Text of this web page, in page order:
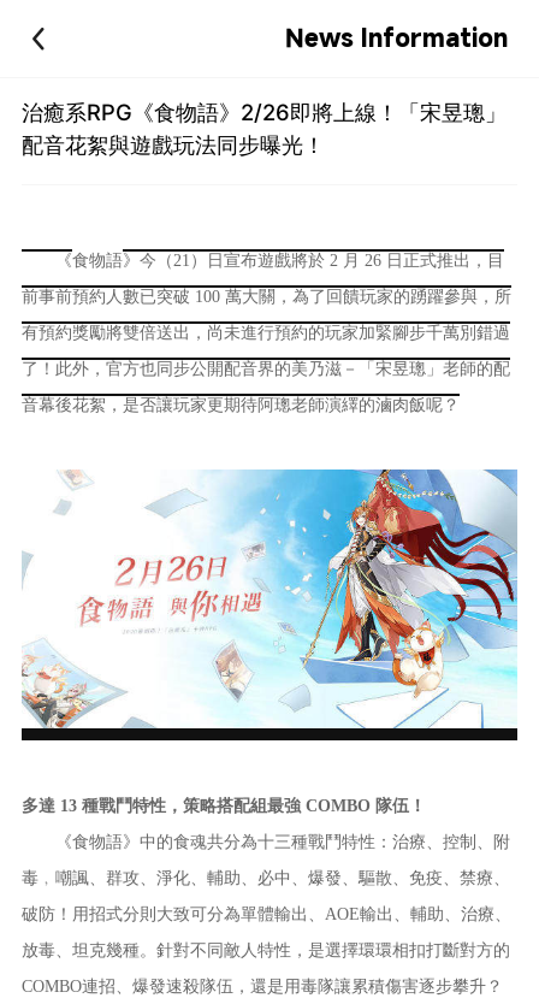
News Information
治癒系RPG《食物語》2/26即將上線！「宋昱璁」
配音花絮與遊戲玩法同步曝光！
《食物語》今（21）
日宣布遊戲將於 2 月 26 日正式推出，目
前事前預約人數已突破 100 萬大關，為了回饋玩家的踴躍參與，所
有預約獎勵將雙倍送出，尚未進行預約的玩家加緊腳步千萬別錯過
了！此外，官方也同步公開配音界的美乃滋－「宋昱璁」老師的配
音幕後花絮，是否讓玩家更期待阿璁老師演繹的滷肉飯呢？
多達 13 種戰鬥特性，策略搭配組最強 COMBO 隊伍！
《食物語》中的食魂共分為十三種戰鬥特性：治療、控制、附
毒﹐嘲諷、群攻、淨化、輔助、必中、爆發、驅散、免疫、禁療、
破防！用招式分則大致可分為單體輸出、AOE輸出、輔助、治療、
放毒、坦克幾種。針對不同敵人特性，是選擇環環相扣打斷對方的
COMBO連招、爆發速殺隊伍，還是用毒隊讓累積傷害逐步攀升？